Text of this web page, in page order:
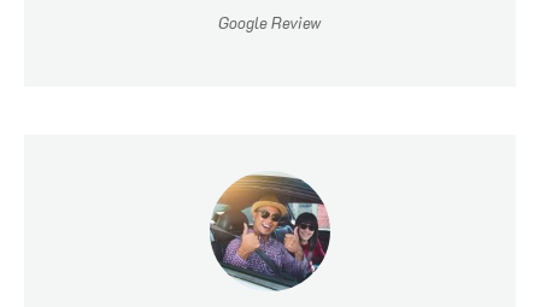
Google Review